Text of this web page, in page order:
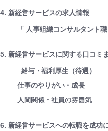
4. 新経営サービスの求人情報
「 人事組織コンサルタント
5. 新経営サービスに関する口コミ
給与・福利厚生（待遇）
仕事のやりがい・成長
人間関係・社員の雰囲気
6. 新経営サービスへの転職を成功